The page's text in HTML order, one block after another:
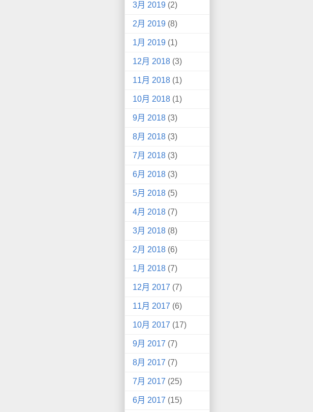
3月 2019 (2)
2月 2019 (8)
1月 2019 (1)
12月 2018 (3)
11月 2018 (1)
10月 2018 (1)
9月 2018 (3)
8月 2018 (3)
7月 2018 (3)
6月 2018 (3)
5月 2018 (5)
4月 2018 (7)
3月 2018 (8)
2月 2018 (6)
1月 2018 (7)
12月 2017 (7)
11月 2017 (6)
10月 2017 (17)
9月 2017 (7)
8月 2017 (7)
7月 2017 (25)
6月 2017 (15)